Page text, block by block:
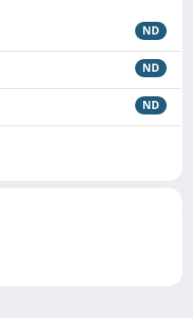
ND
ND
ND